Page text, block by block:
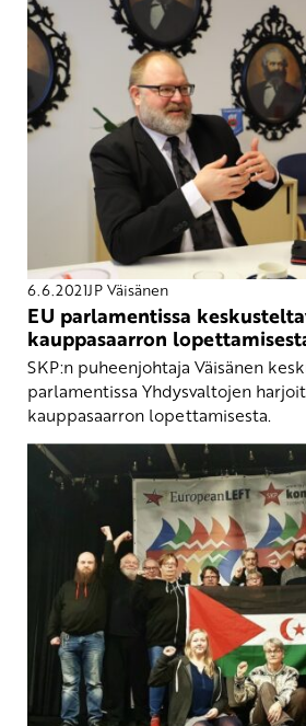
6.6.2021JP Väisänen
EU parlamentissa
kauppasaarron
SKP:n puheenjohtaja Väisänen
parlamentissa Yhdysvaltojen
kauppasaarron lopettamisesta.